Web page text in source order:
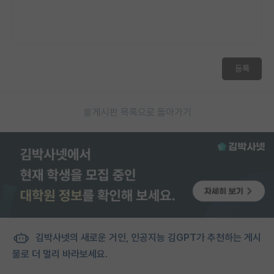
등록
게시판 목록으로 돌아가기
김박사넷의 새로운 거인, 인공지능 김GPT가 추천하는 게시
물로 더 멀리 바라보세요.